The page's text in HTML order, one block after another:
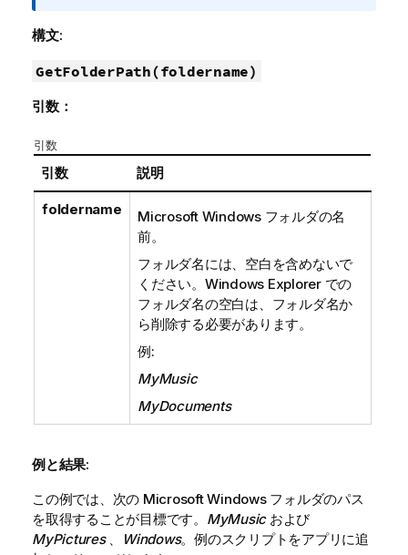
構文:
GetFolderPath(foldername)
引数：
引数
引数 説明
foldername Microsoft Windowsフォルダの名
前。
フォルダ名には、空白を含めないで
ください。 Windows Explorerでの
フォルダ名の空白は、フォルダ名か
ら削除する必要があります。
例:
MyMusic
MyDocuments
例と結果:
この例では、次の Microsoft Windowsフォルダのパス
を取得することが目標です。 MyMusicおよび
MyPictures 、 Windows。例のスクリプトをアプリに追